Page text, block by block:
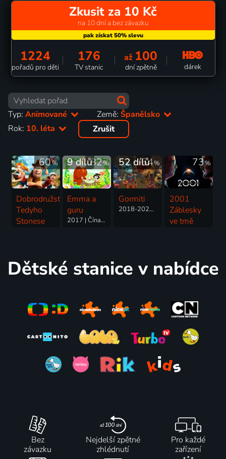
Zkusit za 10 Kč
na 10 dní a bez závazku
1224
pořadů pro děti
176
TV stanic
až 100
dní zpětně dárek
Typ: Animované Země:Španělsko
Rok: 10. léta Zrušit
60%
Dobrodružství
Tedyho
Stonese
82%
9 dílů
Emma a
guru
2017 | Čína, Španělsko | Animovaný, Rodinný
54%
52 dílů
Gormiti
2018-2020 | Španělsko, Itálie | Animovaný, Akční, Dobrodružný, Fantasy, Thriller
73%
2001
Záblesky
ve tmě
Dětské stanice v nabídce
Bez
závazku
Nejdelší zpětné
zhlédnutí
Pro každé
zařízení